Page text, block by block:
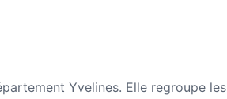
Yvelines. Elle regroupe les